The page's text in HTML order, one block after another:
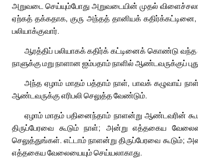
அறுவடை செய்யும்போது அறுவடையின் முதல்
ஏற்கத் தக்கதாக, குரு அந்தத் தானியக்
பலியாக்குவார்.
ஆரத்திப் பலியாகக் கதிர்க் கட்டினைக் கொண்டு வந்த
நாளுக்கு மறு நாளான ஐம்பதாம் நாளில் ஆண்டவருக்குப்
அந்த ஏழாம் மாதம் பத்தாம் நாள், பாவக் கழுவாய்
ஆண்டவருக்கு எரிபலி செலுத்த வேண்டும்.
ஏழாம் மாதம் பதினைந்தாம் நாளன்று ஆண்டவரின்
திருப்பேரவை கூடும் நாள்; அன்று எத்தகைய
செலுத்துங்கள். எட்டாம் நாளன்று திருப்பேரவை கூடும்;
எத்தகைய வேலையையும் செய்யலாகாது.